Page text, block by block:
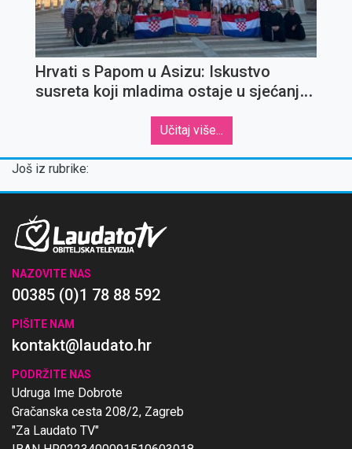
Hrvati s Papom u Asizu: Iskustvo
susreta koji mladima ostaje u sjećanju
Učitaj više...
Još iz rubrike:
NAZOVITE NAS
00385 (0)1 78 88 592
PIŠITE NAM
kontakt@laudato.hr
PODRŽITE NAS
Udruga Ime Dobrote
Gračanska cesta 208/2, Zagreb
"Za Laudato TV"